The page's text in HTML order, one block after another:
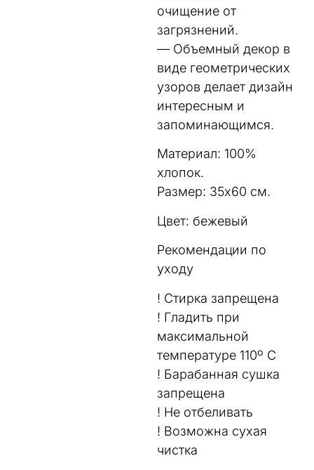
очищение от
загрязнений.
— Объемный декор в
виде геометрических
узоров делает дизайн
интересным и
запоминающимся.
Материал: 100%
хлопок.
Размер: 35х60 см.
Цвет: бежевый
Рекомендации по
уходу
! Стирка запрещена
! Гладить при
максимальной
температуре 110º C
! Барабанная сушка
запрещена
! Не отбеливать
! Возможна сухая
чистка